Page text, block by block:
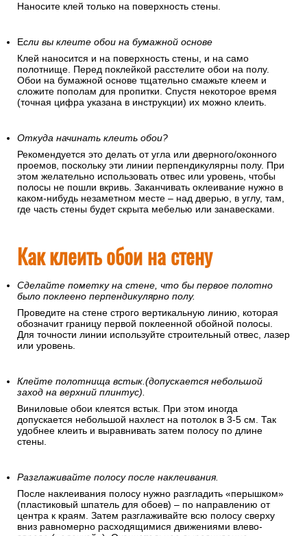
Наносите клей только на поверхность стены.
Если вы клеите обои на бумажной основе
Клей наносится и на поверхность стены, и на само
полотнище. Перед поклейкой расстелите обои на полу.
Обои на бумажной основе тщательно смажьте клеем и
сложите пополам для пропитки. Спустя некоторое время
(точная цифра указана в инструкции) их можно клеить.
Откуда начинать клеить обои?
Рекомендуется это делать от угла или дверного/оконного
проемов, поскольку эти линии перпендикулярны полу. При
этом желательно использовать отвес или уровень, чтобы
полосы не пошли вкривь. Заканчивать оклеивание нужно в
каком-нибудь незаметном месте – над дверью, в углу, там,
где часть стены будет скрыта мебелью или занавесками.
Как клеить обои на стену
Сделайте пометку на стене, что бы первое полотно
было поклеено перпендикулярно полу.
Проведите на стене строго вертикальную линию, которая
обозначит границу первой поклеенной обойной полосы.
Для точности линии используйте строительный отвес, лазер
или уровень.
Клейте полотнища встык.(допускается небольшой
заход на верхний плинтус).
Виниловые обои клеятся встык. При этом иногда
допускается небольшой нахлест на потолок в 3-5 см. Так
удобнее клеить и выравнивать затем полосу по длине
стены.
Разглаживайте полосу после наклеивания.
После наклеивания полосу нужно разгладить «перышком»
(пластиковый шпатель для обоев) – по направлению от
центра к краям. Затем разглаживайте всю полосу сверху
вниз равномерно расходящимися движениями влево-